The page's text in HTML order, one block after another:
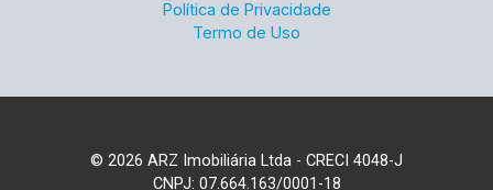
Política de Privacidade
Termo de Uso
© 2026 ARZ Imobiliária Ltda - CRECI 4048-J
CNPJ: 07.664.163/0001-18